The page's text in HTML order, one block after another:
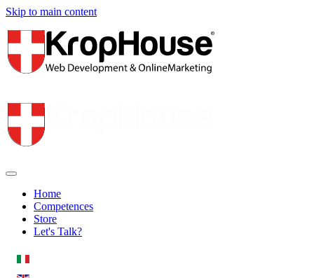
Skip to main content
Home
Competences
Store
Let's Talk?